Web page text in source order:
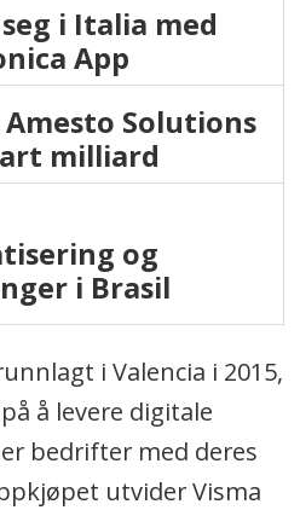
i Italia med
App
Solutions
milliard
og
i Brasil
i Valencia i 2015,
å levere digitale
bedrifter med deres
utvider Visma